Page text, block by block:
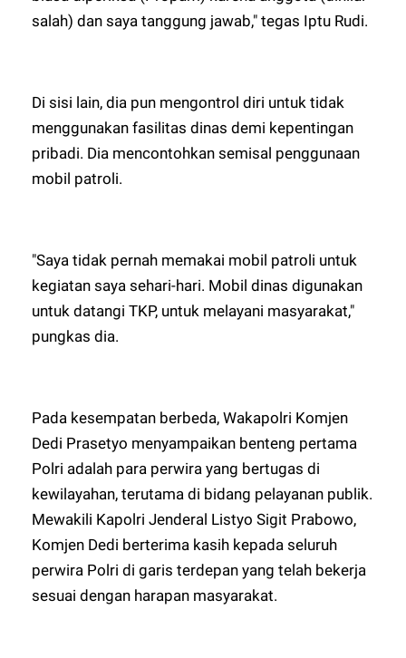
salah) dan saya tanggung jawab," tegas Iptu Rudi.
Di sisi lain, dia pun mengontrol diri untuk tidak
menggunakan fasilitas dinas demi kepentingan
pribadi. Dia mencontohkan semisal penggunaan
mobil patroli.
"Saya tidak pernah memakai mobil patroli untuk
kegiatan saya sehari-hari. Mobil dinas digunakan
untuk datangi TKP, untuk melayani masyarakat,"
pungkas dia.
Pada kesempatan berbeda, Wakapolri Komjen
Dedi Prasetyo menyampaikan benteng pertama
Polri adalah para perwira yang bertugas di
kewilayahan, terutama di bidang pelayanan publik.
Mewakili Kapolri Jenderal Listyo Sigit Prabowo,
Komjen Dedi berterima kasih kepada seluruh
perwira Polri di garis terdepan yang telah bekerja
sesuai dengan harapan masyarakat.